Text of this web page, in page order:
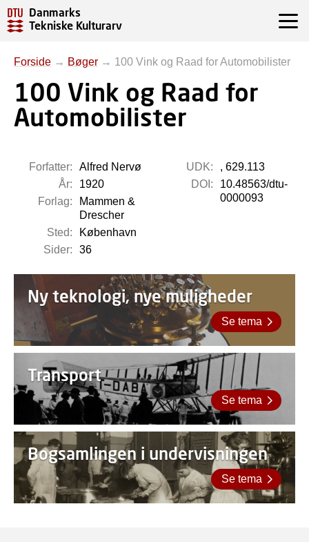
Danmarks
Tekniske Kulturarv
Forside → Bøger → 100 Vink og Raad for Automobilister
100 Vink og Raad for
Automobilister
Forfatter:
Alfred Nervø
År:
1920
Forlag:
Mammen &
Drescher
Sted:
København
Sider:
36
UDK:
, 629.113
DOI:
10.48563/dtu-
0000093
Ny teknologi, nye muligheder
Se tema
Transport
Se tema
Bogsamlingen i undervisningen
Se tema